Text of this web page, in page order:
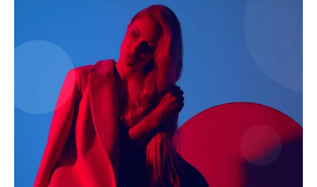
AIN NEWS 1
Contact Us
About Us
Privacy Policy
Terms of Use Agreement
Facebook
X WhatsApp
Share